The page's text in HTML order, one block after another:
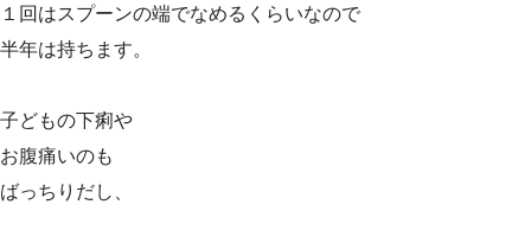
１回はスプーンの端でなめるくらいなので
半年は持ちます。
子どもの下痢や
お腹痛いのも
ばっちりだし、